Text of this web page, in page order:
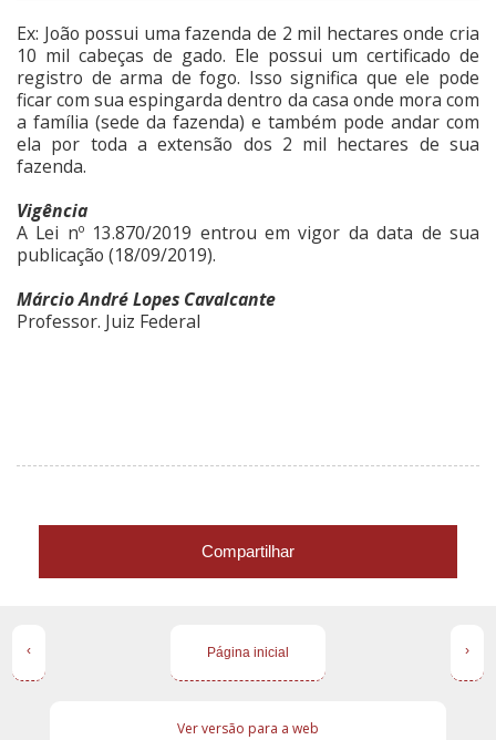
Ex: João possui uma fazenda de 2 mil hectares onde cria
10 mil cabeças de gado. Ele possui um certificado de
registro de arma de fogo. Isso significa que ele pode
ficar com sua espingarda dentro da casa onde mora com
a família (sede da fazenda) e também pode andar com
ela por toda a extensão dos 2 mil hectares de sua
fazenda.
Vigência
A Lei nº 13.870/2019 entrou em vigor da data de sua
publicação (18/09/2019).
Márcio André Lopes Cavalcante
Professor. Juiz Federal
Compartilhar
‹ ›
Página inicial
Ver versão para a web